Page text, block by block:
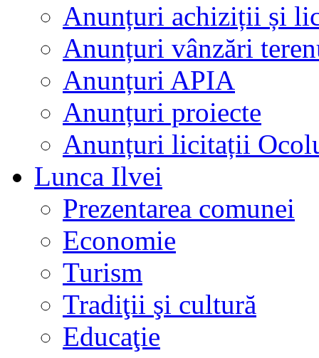
Anunțuri achiziții și
Anunțuri vânzări
Anunțuri APIA
Anunțuri proiecte
Anunțuri licitații
Lunca Ilvei
Prezentarea comunei
Economie
Turism
Tradiţii şi cultură
Educaţie